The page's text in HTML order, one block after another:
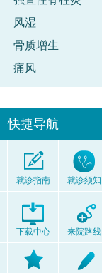
风湿
骨质增生
痛风
快捷导航
就诊指南 就诊须知
下载中心 来院路线